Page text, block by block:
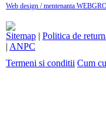
Web design / mentenanta
Sitemap | Politica de
| ANPC
Termeni si conditii Cum